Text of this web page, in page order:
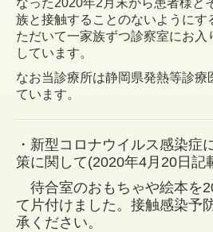
なった2020年2月末から患者様と
族と接触することのないようにす
ただいて一家族ずつ診察室にお入
しています。
なお当診療所は静岡県発熱等診療
ています。
・新型コロナウイルス感染症
策に関して(2020年4月20日記
待合室のおもちゃや絵本を
て片付けました。接触感染予
承ください。